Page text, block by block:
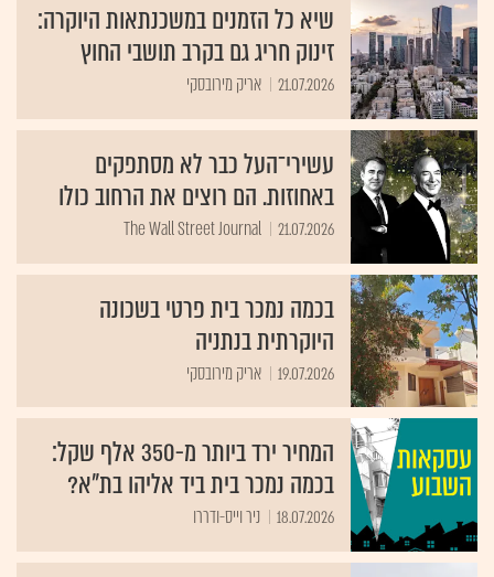
שיא כל הזמנים במשכנתאות היוקרה:
זינוק חריג גם בקרב תושבי החוץ
21.07.2026 אריק מירובסקי
עשירי־העל כבר לא מסתפקים
באחוזות. הם רוצים את הרחוב כולו
21.07.2026
The Wall Street Journal
בכמה נמכר בית פרטי בשכונה
היוקרתית בנתניה
19.07.2026 אריק מירובסקי
המחיר ירד ביותר מ-350 אלף שקל:
בכמה נמכר בית ביד אליהו בת"א?
18.07.2026 ניר וייס-ודררו